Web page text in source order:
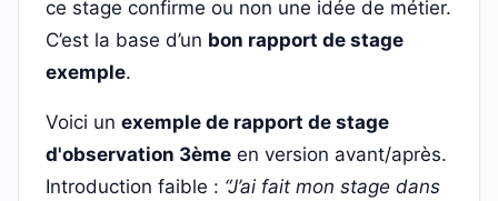
ce stage confirme ou non une idée de métier.
C’est la base d’un bon rapport de stage
exemple.
Voici un exemple de rapport de stage
d'observation 3ème en version avant/après.
Introduction faible : “J’ai fait mon stage dans